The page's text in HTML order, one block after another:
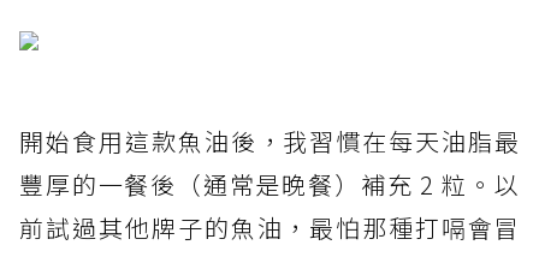
開始食用這款魚油後，我習慣在每天油脂最
豐厚的一餐後（通常是晚餐）補充 2 粒。以
前試過其他牌子的魚油，最怕那種打嗝會冒